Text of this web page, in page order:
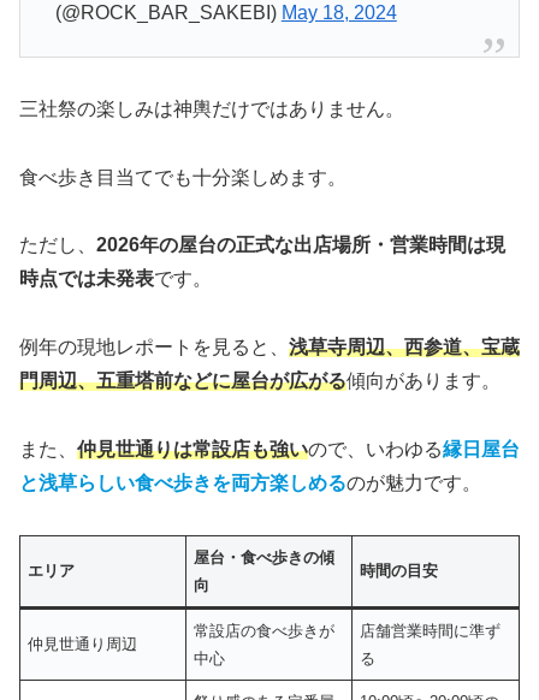
(@ROCK_BAR_SAKEBI) May 18, 2024
三社祭の楽しみは神輿だけではありません。
食べ歩き目当てでも十分楽しめます。
ただし、 2026年の屋台の正式な出店場所・営業時間は現
時点では未発表です。
例年の現地レポートを見ると、 浅草寺周辺、西参道、宝蔵
門周辺、五重塔前などに屋台が広がる傾向があります。
また、 仲見世通りは常設店も強いので、いわゆる縁日屋台
と浅草らしい食べ歩きを両方楽しめるのが魅力です。
エリア
屋台・食べ歩きの傾
向
時間の目安
仲見世通り周辺
常設店の食べ歩きが
中心
店舗営業時間に準ず
る